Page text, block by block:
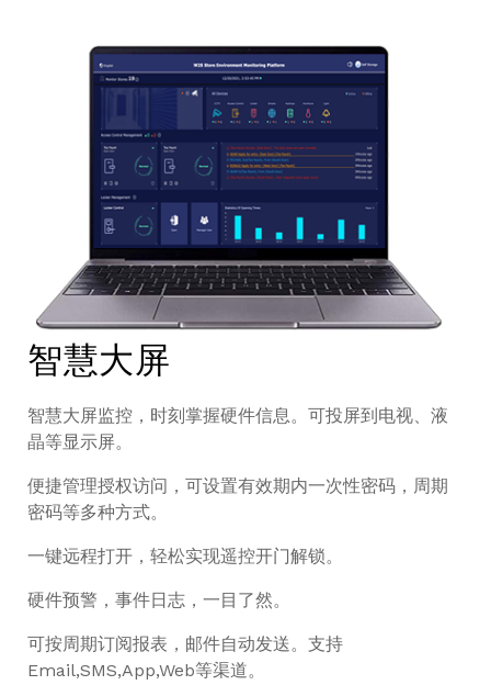
智慧大屏
智慧大屏监控，时刻掌握硬件信息。可投屏到电视、液
晶等显示屏。
便捷管理授权访问，可设置有效期内一次性密码，周期
密码等多种方式。
一键远程打开，轻松实现遥控开门解锁。
硬件预警，事件日志，一目了然。
可按周期订阅报表，邮件自动发送。支持
Email,SMS,App,Web等渠道。